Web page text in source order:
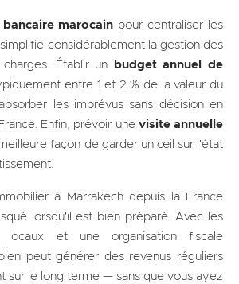
marocain pour centraliser les
considérablement la gestion des
Établir un
budget annuel de
entre 1 et 2 % de la valeur du
les imprévus sans décision en
Enfin, prévoir une visite annuelle
façon de garder un œil sur l'état
à Marrakech depuis la France
lorsqu'il est bien préparé. Avec les
locaux et une organisation fiscale
peut générer des revenus réguliers
sur le long terme — sans que vous ayez